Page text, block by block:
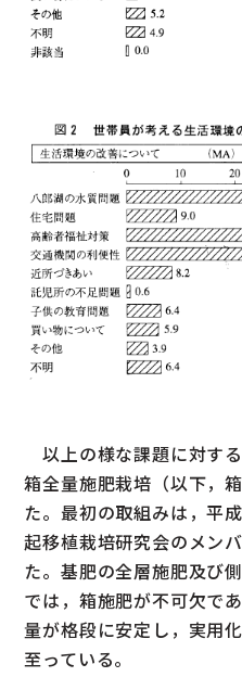
以上の様な課題に対す
箱全量施肥栽培（以下，
た。最初の取組みは，平
起移植栽培研究会のメン
た。基肥の全層施肥及び
では，箱施肥が不可欠で
量が格段に安定し，実用
至っている。